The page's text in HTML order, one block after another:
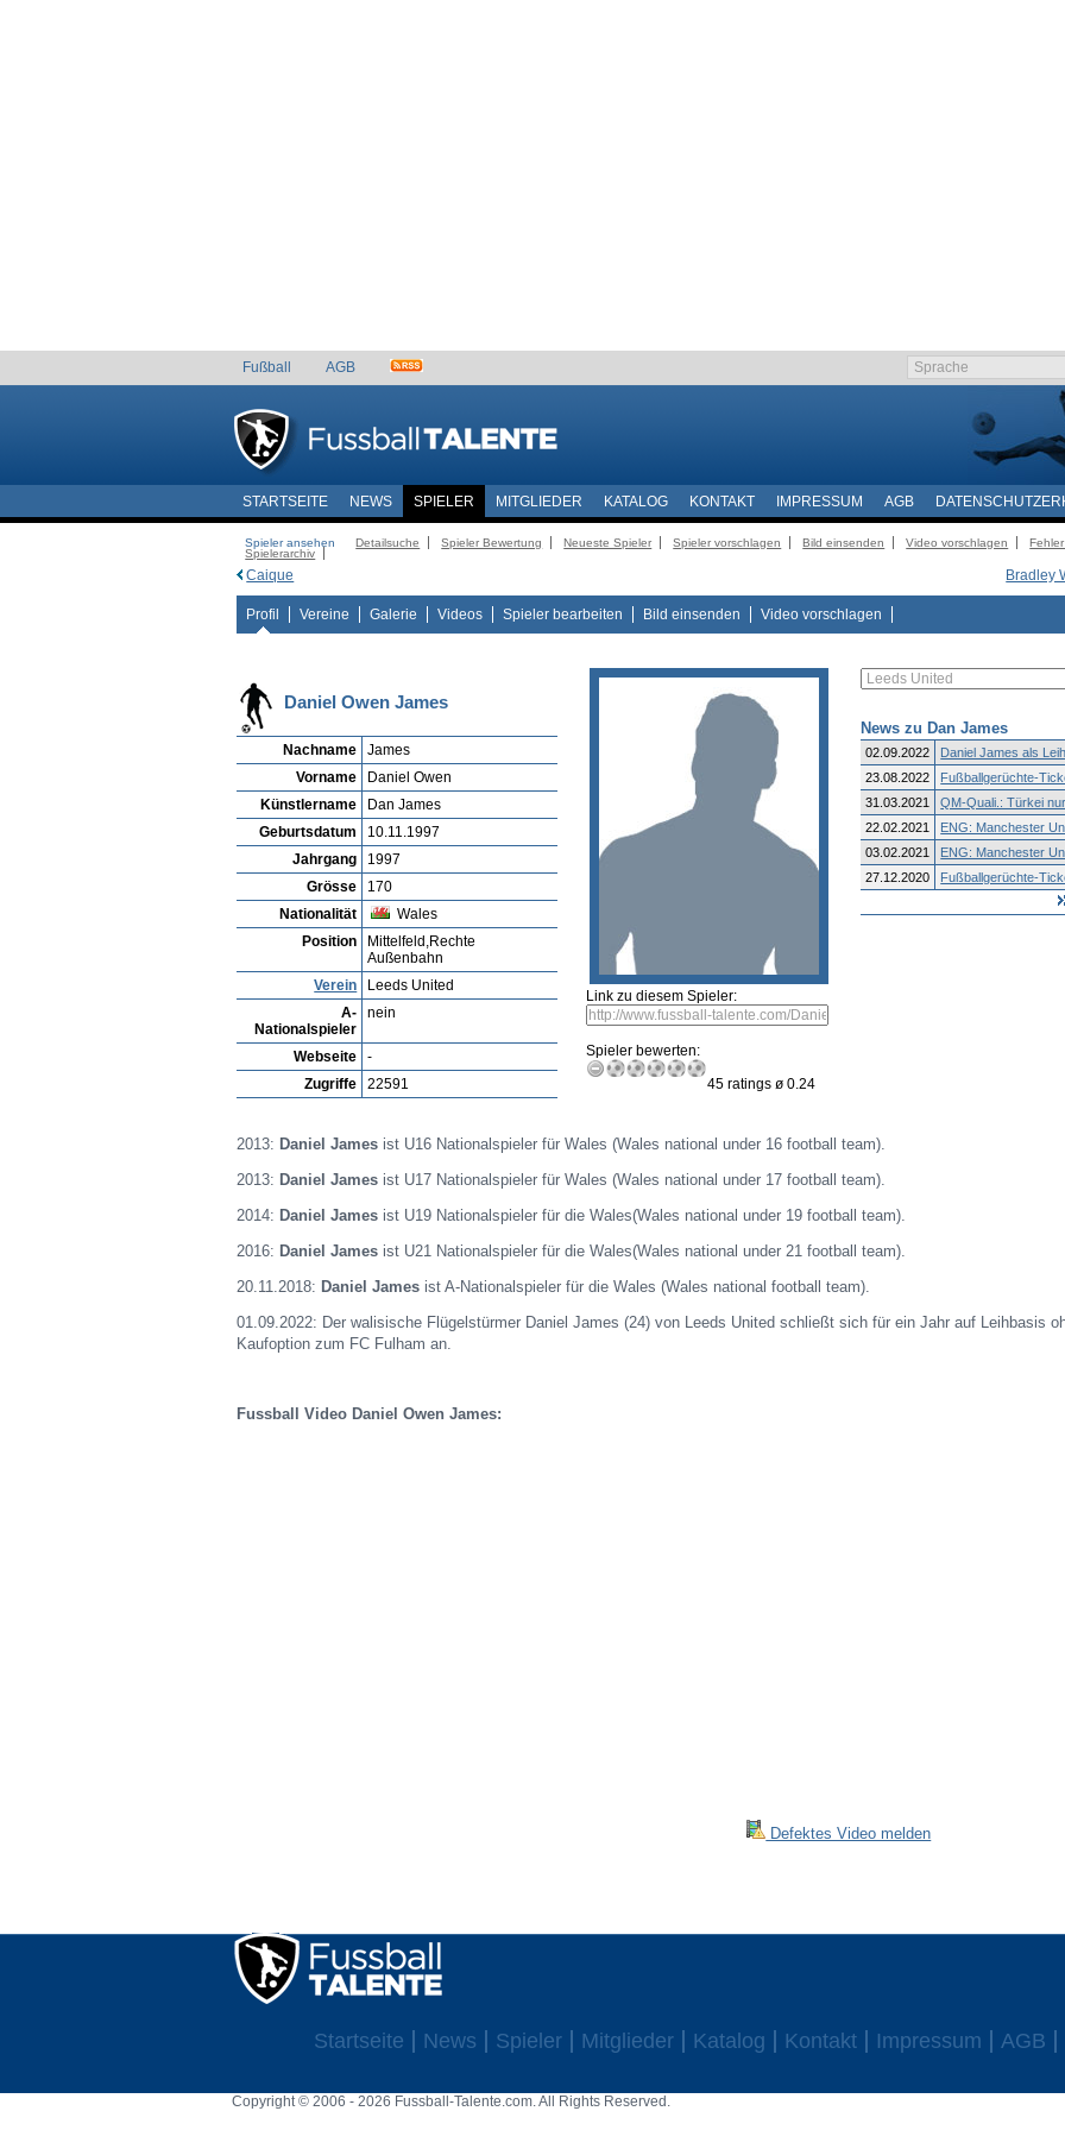
Fußball AGB
STARTSEITE NEWS SPIELER MITGLIEDER KATALOG KONTAKT IMPRESSUM AGB
Spieler ansehen Detailsuche Spieler Bewertung Neueste Spieler Spieler vorschlagen Bild einsenden Video vorschlagen
Spielerarchiv
Bradley
Caique
Profil Vereine Galerie Videos Spieler bearbeiten Bild einsenden Video vorschlagen
Daniel Owen James
Nachname
James
Vorname
Daniel Owen
Künstlername
Dan James
Geburtsdatum
10.11.1997
Jahrgang
1997
Grösse
170
Nationalität
Wales
Position
Mittelfeld,Rechte
Außenbahn
Verein
Leeds United
A-
Nationalspieler
nein
Webseite
-
Zugriffe
22591
Link zu diesem Spieler:
Spieler bewerten:
45 ratings ø 0.24
News zu Dan James
02.09.2022
Daniel James als
23.08.2022
Fußballgerüchte-
31.03.2021
QM-Quali.: Türkei
22.02.2021
ENG: Manchester
03.02.2021
ENG: Manchester
27.12.2020
Fußballgerüchte-
2013: Daniel James ist U16 Nationalspieler für Wales (Wales national under 16 football team).
2013: Daniel James ist U17 Nationalspieler für Wales (Wales national under 17 football team).
2014: Daniel James ist U19 Nationalspieler für die Wales(Wales national under 19 football team).
2016: Daniel James ist U21 Nationalspieler für die Wales(Wales national under 21 football team).
20.11.2018: Daniel James ist A-Nationalspieler für die Wales (Wales national football team).
01.09.2022: Der walisische Flügelstürmer Daniel James (24) von Leeds United schließt sich für ein Jahr auf Leihbasis
Kaufoption zum FC Fulham an.
Fussball Video Daniel Owen James:
Defektes Video melden
Startseite News Spieler Mitglieder Katalog Kontakt Impressum AGB
Copyright © 2006 - 2026 Fussball-Talente.com. All Rights Reserved.